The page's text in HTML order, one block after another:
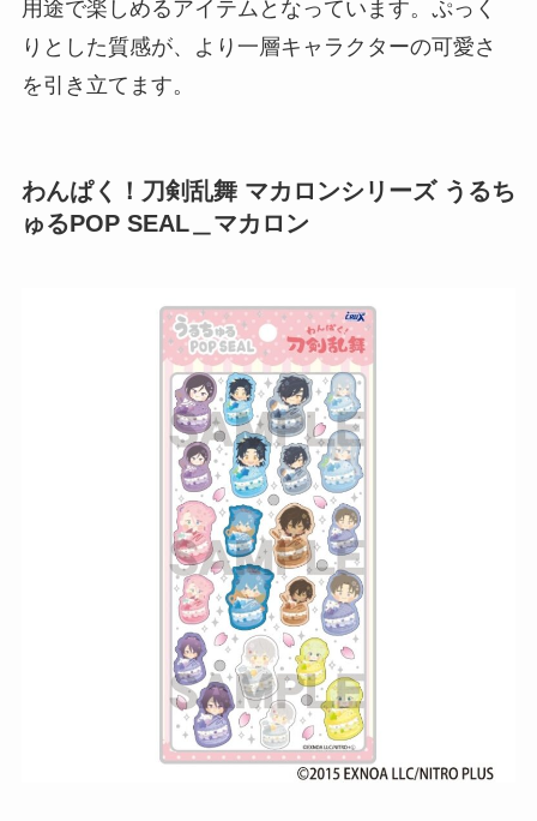
用途で楽しめるアイテムとなっています。ぷっく
りとした質感が、より一層キャラクターの可愛さ
を引き立てます。
わんぱく！刀剣乱舞 マカロンシリーズ うるち
ゅるPOP SEAL＿マカロン